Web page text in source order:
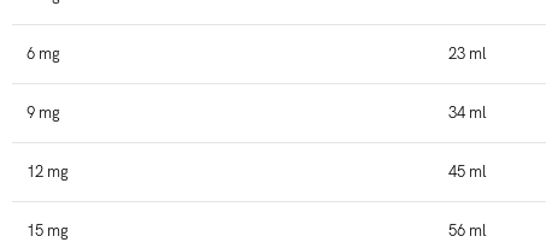
6 mg 23 ml
9 mg 34 ml
12 mg 45 ml
15 mg 56 ml